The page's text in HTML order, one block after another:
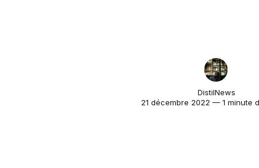
DistilNews
21 décembre 2022 — 1 minute